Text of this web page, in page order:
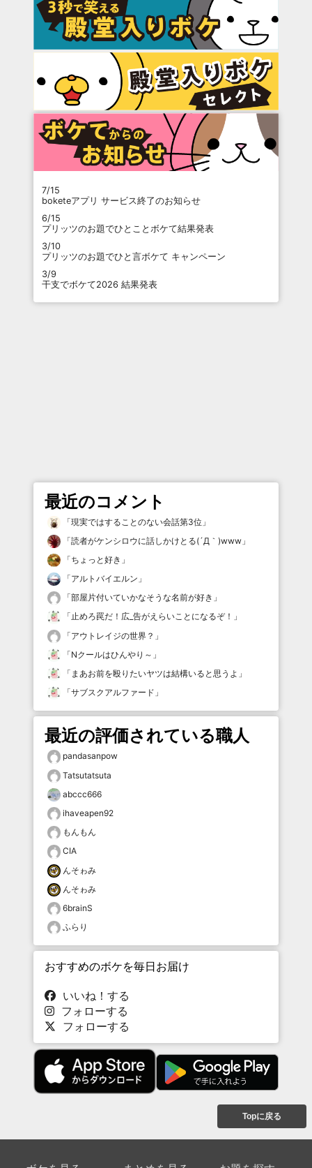
7/15
boketeアプリ サービス終了のお知らせ
6/15
プリッツのお題でひとことボケて結果発表
3/10
プリッツのお題でひと言ボケて キャンペーン
3/9
干支でボケて2026 結果発表
最近のコメント
「現実ではすることのない会話第3位 」
「読者がケンシロウに話しかけとる(´Д｀)www 」
「ちょっと好き 」
「アルトバイエルン 」
「部屋片付いていかなそうな名前が好き 」
「止めろ罠だ！広_告がえらいことになるぞ！ 」
「アウトレイジの世界？ 」
「Nクールはひんやり～ 」
「 まあお前を殴りたいヤツは結構いると思うよ 」
「サブスクアルファード 」
最近の評価されている職人
pandasanpow
Tatsutatsuta
abccc666
ihaveapen92
もんもん
CIA
んそゎみ
んそゎみ
6brainS
ふらり
おすすめのボケを毎日お届け
いいね！する
フォローする
フォローする
Topに戻る